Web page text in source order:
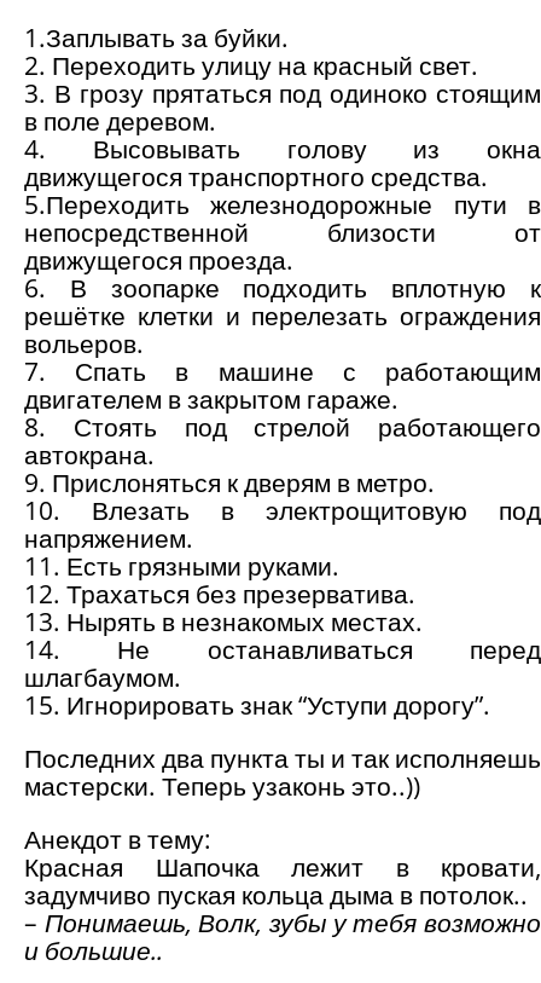
1.Заплывать за буйки.
2. Переходить улицу на красный свет.
3. В грозу прятаться под одиноко стоящим
в поле деревом.
4. Высовывать голову из окна
движущегося транспортного средства.
5.Переходить железнодорожные пути в
непосредственной близости от
движущегося проезда.
6. В зоопарке подходить вплотную к
решётке клетки и перелезать ограждения
вольеров.
7. Спать в машине с работающим
двигателем в закрытом гараже.
8. Стоять под стрелой работающего
автокрана.
9. Прислоняться к дверям в метро.
10. Влезать в электрощитовую под
напряжением.
11. Есть грязными руками.
12. Трахаться без презерватива.
13. Нырять в незнакомых местах.
14. Не останавливаться перед
шлагбаумом.
15. Игнорировать знак “Уступи дорогу”.
Последних два пункта ты и так исполняешь
мастерски. Теперь узаконь это..))
Анекдот в тему:
Красная Шапочка лежит в кровати,
задумчиво пуская кольца дыма в потолок..
– Понимаешь, Волк, зубы у тебя возможно
и большие..